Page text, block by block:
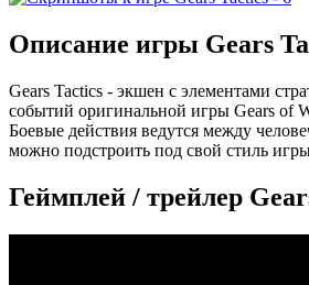
Описание игры Gears
Gears Tactics - экшен с элементами
событий оригинальной игры Gears of
Боевые действия ведутся между
можно подстроить под свой стиль
Геймплей / трейлер